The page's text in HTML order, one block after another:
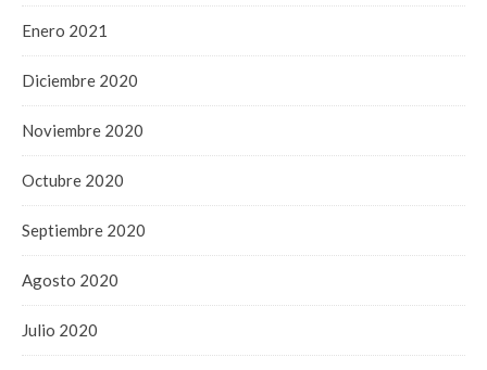
Enero 2021
Diciembre 2020
Noviembre 2020
Octubre 2020
Septiembre 2020
Agosto 2020
Julio 2020